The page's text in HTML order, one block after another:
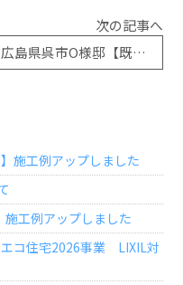
次の記事へ
広島県呉市O様邸【既存窓取替工事】施工例アップしました
施工例アップしました
工例アップしました
コ住宅2026事業 LIXIL対